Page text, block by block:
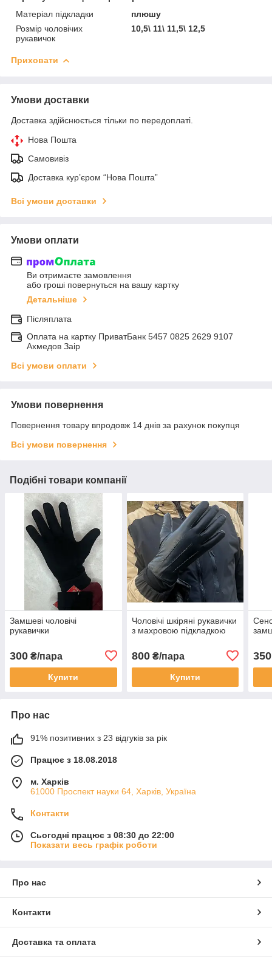
Матеріал підкладки
плюшу
Розмір чоловічих
рукавичок
10,5\ 11\ 11,5\ 12,5
Приховати
Умови доставки
Доставка здійснюється тільки по передоплаті.
Нова Пошта
Самовивіз
Доставка кур’єром “Нова Пошта”
Всі умови доставки
Умови оплати
Ви отримаєте замовлення
або гроші повернуться на вашу картку
Детальніше
Післяплата
Оплата на картку ПриватБанк 5457 0825 2629 9107
Ахмедов Заір
Всі умови оплати
Умови повернення
Повернення товару впродовж 14 днів за рахунок покупця
Всі умови повернення
Подібні товари компанії
Замшеві чоловічі
рукавички
300 ₴/пара
Купити
Чоловічі шкіряні рукавички
з махровою підкладкою
800₴/пара
Купити
350
Про нас
91% позитивних з 23 відгуків за рік
Працює з 18.08.2018
м. Харків
61000 Проспект науки 64, Харків, Україна
Контакти
Сьогодні працює з 08:30 до 22:00
Показати весь графік роботи
Про нас
Контакти
Доставка та оплата